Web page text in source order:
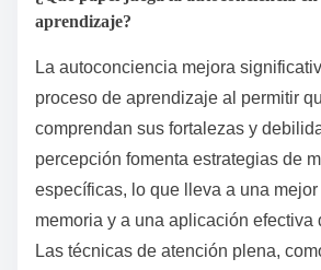
aprendizaje?
La autoconciencia mejora
proceso de aprendizaje al permitir
comprendan sus fortalezas y
percepción fomenta estrategias de
específicas, lo que lleva a una
memoria y a una aplicación efectiva
Las técnicas de atención plena,